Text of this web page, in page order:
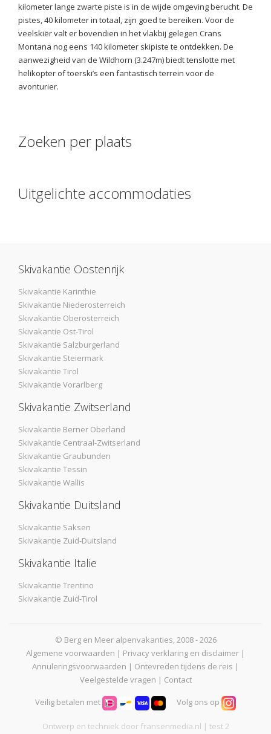
kilometer lange zwarte piste is in de wijde omgeving berucht. De
pistes, 40 kilometer in totaal, zijn goed te bereiken. Voor de
veelskiër valt er bovendien in het vlakbij gelegen Crans
Montana nog eens 140 kilometer skipiste te ontdekken. De
aanwezigheid van de Wildhorn (3.247m) biedt tenslotte met
helikopter of toerski’s een fantastisch terrein voor de
avonturier.
Zoeken per plaats
Uitgelichte accommodaties
Skivakantie Oostenrijk
Skivakantie Karinthie
Skivakantie Niederosterreich
Skivakantie Oberosterreich
Skivakantie Ost-Tirol
Skivakantie Salzburgerland
Skivakantie Steiermark
Skivakantie Tirol
Skivakantie Vorarlberg
Skivakantie Zwitserland
Skivakantie Berner Oberland
Skivakantie Centraal-Zwitserland
Skivakantie Graubunden
Skivakantie Tessin
Skivakantie Wallis
Skivakantie Duitsland
Skivakantie Saksen
Skivakantie Zuid-Duitsland
Skivakantie Italie
Skivakantie Trentino
Skivakantie Zuid-Tirol
© Berg en Meer alpenvakanties, 2008 - 2026
Algemene voorwaarden | Privacy verklaring en disclaimer |
Annuleringsvoorwaarden | Ontevreden tijdens de reis |
Veelgestelde vragen | Contact
Veilig betalen met Volg ons op
Ontwerp en techniek door fransenmedia.nl | test 2